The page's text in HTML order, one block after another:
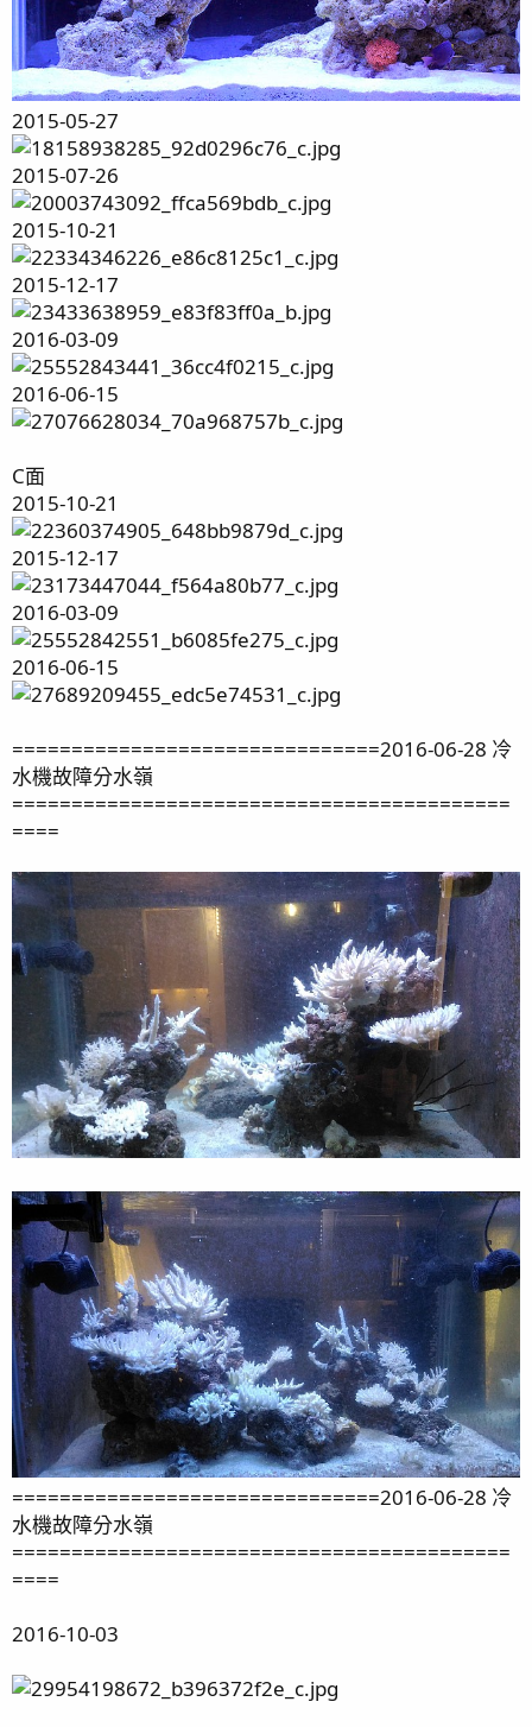
2015-05-27
2015-07-26
2015-10-21
2015-12-17
2016-03-09
2016-06-15
C面
2015-10-21
2015-12-17
2016-03-09
2016-06-15
===============================2016-06-28 冷
水機故障分水嶺
==========================================
====
===============================2016-06-28 冷
水機故障分水嶺
==========================================
====
2016-10-03